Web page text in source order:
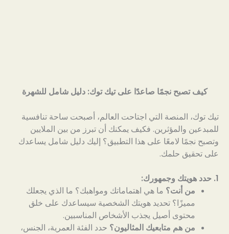
كيف تصبح نجمًا صاعدًا على تيك توك: دليل شامل للشهرة
تيك توك، المنصة التي اجتاحت العالم، أصبحت ساحة تنافسية
للمبدعين والمؤثرين. فكيف يمكنك أن تبرز من بين الملايين
وتصبح نجمًا لامعًا على هذا التطبيق؟ إليك دليل شامل يساعدك
على تحقيق حلمك.
1. حدد هويتك وجمهورك:
من أنت؟ ما هي اهتماماتك ومواهبك؟ ما الذي يجعلك
مميزًا؟ تحديد هويتك الشخصية سيساعدك على خلق
محتوى أصيل يجذب الأشخاص المناسبين.
من هم متابعيك المثاليون؟ حدد الفئة العمرية، الجنس،